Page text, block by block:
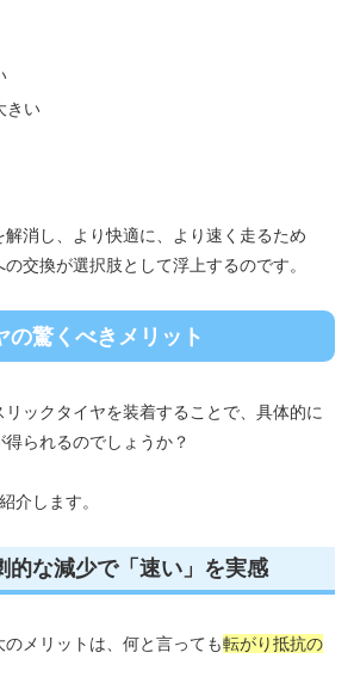
きい
解消し、より快適に、より速く走るため
交換が選択肢として浮上するのです。
の驚くべきメリット
ックタイヤを装着することで、具体的に
られるのでしょうか？
介します。
的な減少で「速い」を実感
メリットは、何と言っても転がり抵抗の